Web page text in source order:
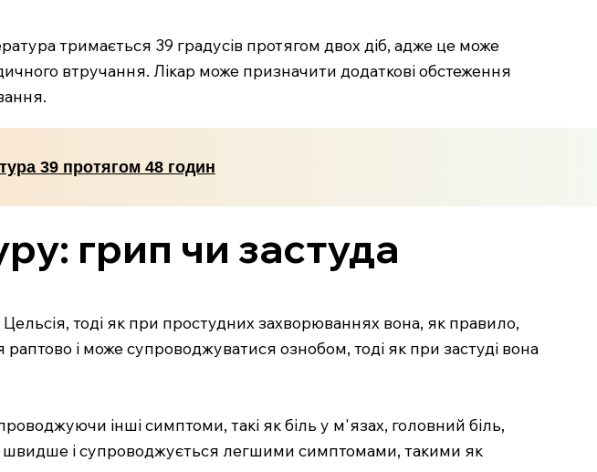
тримається 39 градусів протягом двох діб, адже це може
втручання. Лікар може призначити додаткові обстеження
39 протягом 48 годин
грип чи застуда
тоді як при простудних захворюваннях вона, як правило,
і може супроводжуватися ознобом, тоді як при застуді вона
інші симптоми, такі як біль у м'язах, головний біль,
швидше і супроводжується легшими симптомами, такими як